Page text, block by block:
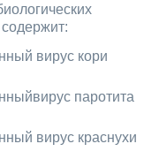
вирус кори
паротита
вирус краснухи